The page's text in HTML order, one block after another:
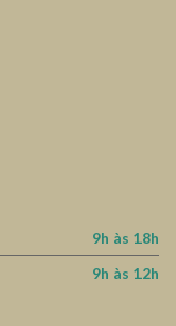
9h às 18h
9h às 12h